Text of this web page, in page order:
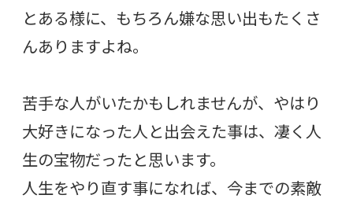
とある様に、もちろん嫌な思い出もたくさ
んありますよね。
苦手な人がいたかもしれませんが、やはり
大好きになった人と出会えた事は、凄く人
生の宝物だったと思います。
人生をやり直す事になれば、今までの素敵